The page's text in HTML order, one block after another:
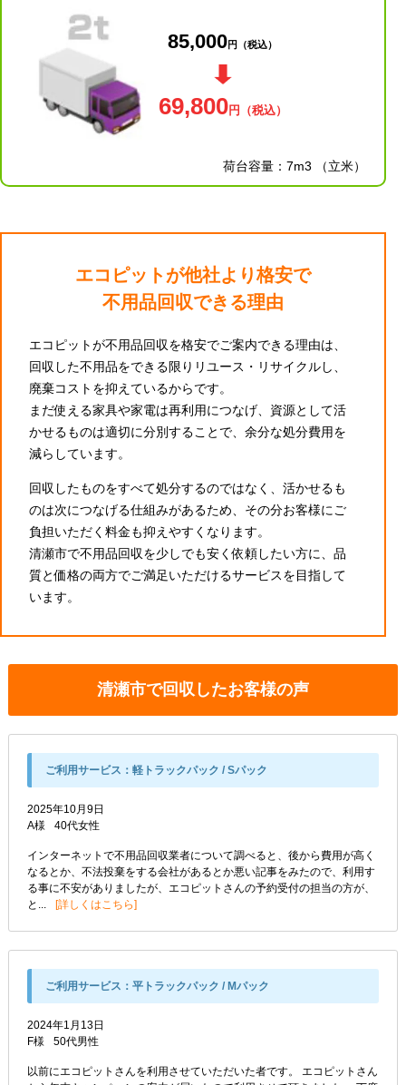
85,000円 （税込）
69,800円 （税込）
荷台容量：7m3 （立米）
エコピットが他社より格安で
不用品回収できる理由
エコピットが不用品回収を格安でご案内できる理由は、
回収した不用品をできる限りリユース・リサイクルし、
廃棄コストを抑えているからです。
まだ使える家具や家電は再利用につなげ、資源として活
かせるものは適切に分別することで、余分な処分費用を
減らしています。
回収したものをすべて処分するのではなく、活かせるも
のは次につなげる仕組みがあるため、その分お客様にご
負担いただく料金も抑えやすくなります。
清瀬市で不用品回収を少しでも安く依頼したい方に、品
質と価格の両方でご満足いただけるサービスを目指して
います。
清瀬市で回収したお客様の声
ご利用サービス： 軽トラックパック / Sパック
2025年10月9日
A様
40代女性
インターネットで不用品回収業者について調べると、後から費用が高く
なるとか、不法投棄をする会社があるとか悪い記事をみたので、利用す
る事に不安がありましたが、エコピットさんの予約受付の担当の方が、
と...
詳しくはこちら
ご利用サービス： 平トラックパック / Mパック
2024年1月13日
F様
50代男性
以前にエコピットさんを利用させていただいた者です。 エコピットさん